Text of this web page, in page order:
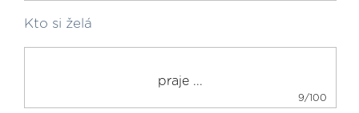
Kto si želá
9/100